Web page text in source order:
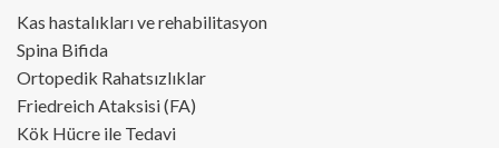
Kas hastalıkları ve rehabilitasyon
Spina Bifida
Ortopedik Rahatsızlıklar
Friedreich Ataksisi (FA)
Kök Hücre ile Tedavi